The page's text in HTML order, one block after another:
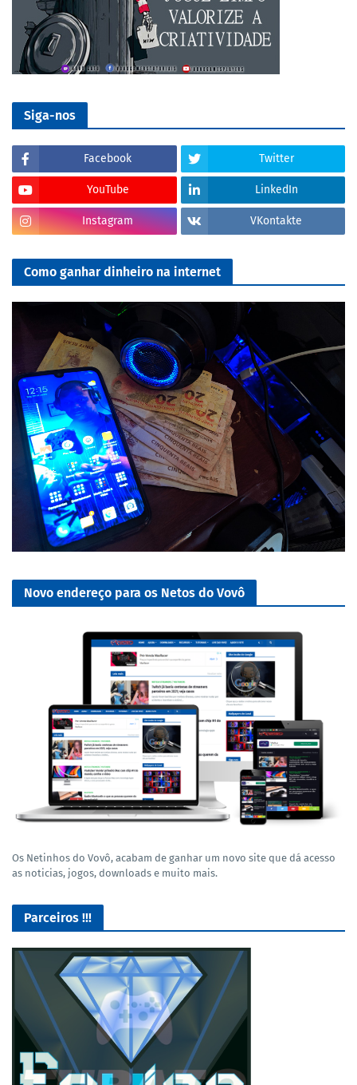
Siga-nos
Facebook Twitter
YouTube LinkedIn
Instagram VKontakte
Como ganhar dinheiro na internet
Novo endereço para os Netos do Vovô
Os Netinhos do Vovô, acabam de ganhar um novo site que dá acesso
as noticias, jogos, downloads e muito mais.
Parceiros !!!
O Melhor lugar para adquirir seus mods para o Euro Truck